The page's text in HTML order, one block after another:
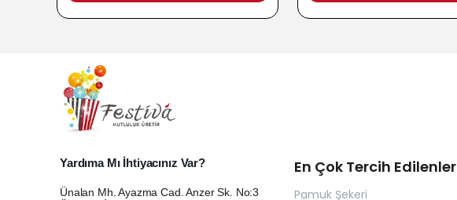
En Çok Tercih Edilenler
Pamuk Şekeri
Yardıma Mı İhtiyacınız Var?
Ünalan Mh. Ayazma Cad. Anzer Sk. No:3